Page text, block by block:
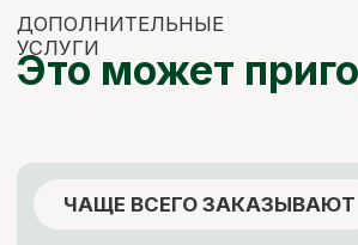
Изготовление пиломатериалов
по индивидуальным размерам